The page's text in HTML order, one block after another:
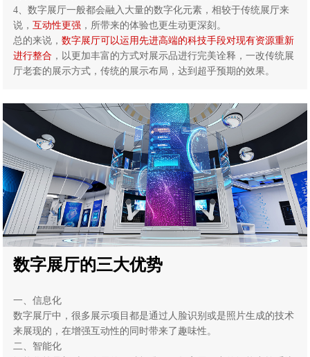
4、数字展厅一般都会融入大量的数字化元素，相较于传统展厅来
说，互动性更强 ，所带来的体验也更生动更深刻。
总的来说，数字展厅可以运用先进高端的科技手段对现有资源重新
进行整合 ，以更加丰富的方式对展示品进行完美诠释，一改传统展
厅老套的展示方式，传统的展示布局，达到超乎预期的效果。
数字展厅的三大优势
一、信息化
数字展厅中，很多展示项目都是通过人脸识别或是照片生成的技术
来展现的，在增强互动性的同时带来了趣味性。
二、智能化